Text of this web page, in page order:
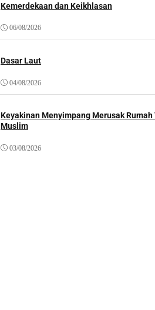
Kemerdekaan dan Keikhlasan
06/08/2026
Dasar Laut
04/08/2026
Keyakinan Menyimpang Merusak Rumah
Muslim
03/08/2026